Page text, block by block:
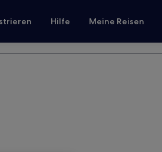
Hilfe Meine Reisen